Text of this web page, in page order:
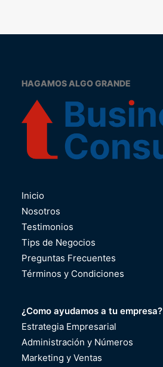
HAGAMOS ALGO GRANDE
Inicio
Nosotros
Testimonios
Tips de Negocios
Preguntas Frecuentes
Términos y Condiciones
¿Como ayudamos a tu empresa?
Estrategia Empresarial
Administración y Números
Marketing y Ventas